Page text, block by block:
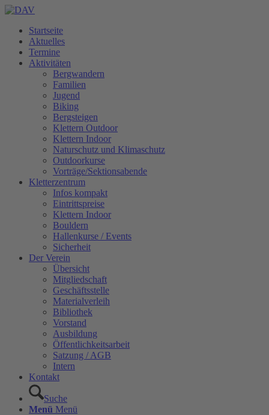
Startseite
Aktuelles
Termine
Aktivitäten
Bergwandern
Familien
Jugend
Biking
Bergsteigen
Klettern Outdoor
Klettern Indoor
Naturschutz und Klimaschutz
Outdoorkurse
Vorträge/Sektionsabende
Kletterzentrum
Infos kompakt
Eintrittspreise
Klettern Indoor
Bouldern
Hallenkurse / Events
Sicherheit
Der Verein
Übersicht
Mitgliedschaft
Geschäftsstelle
Materialverleih
Bibliothek
Vorstand
Ausbildung
Öffentlichkeitsarbeit
Satzung / AGB
Intern
Kontakt
Suche
Menü Menü